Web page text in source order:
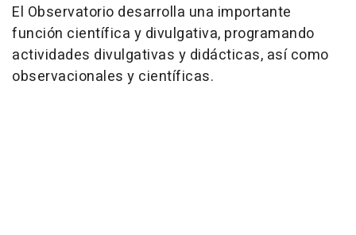
El Observatorio desarrolla una importante
función científica y divulgativa, programando
actividades divulgativas y didácticas, así como
observacionales y científicas.